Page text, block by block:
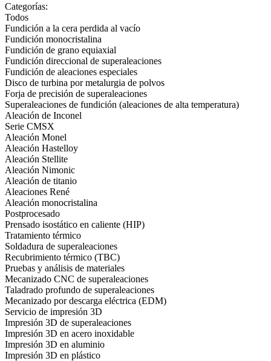
Categorías:
Todos
Fundición a la cera perdida al vacío
Fundición monocristalina
Fundición de grano equiaxial
Fundición direccional de superaleaciones
Fundición de aleaciones especiales
Disco de turbina por metalurgia de polvos
Forja de precisión de superaleaciones
Superaleaciones de fundición (aleaciones de alta temperatura)
Aleación de Inconel
Serie CMSX
Aleación Monel
Aleación Hastelloy
Aleación Stellite
Aleación Nimonic
Aleación de titanio
Aleaciones René
Aleación monocristalina
Postprocesado
Prensado isostático en caliente (HIP)
Tratamiento térmico
Soldadura de superaleaciones
Recubrimiento térmico (TBC)
Pruebas y análisis de materiales
Mecanizado CNC de superaleaciones
Taladrado profundo de superaleaciones
Mecanizado por descarga eléctrica (EDM)
Servicio de impresión 3D
Impresión 3D de superaleaciones
Impresión 3D en acero inoxidable
Impresión 3D en aluminio
Impresión 3D en plástico